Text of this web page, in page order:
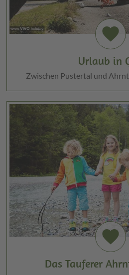
favorite
Urlaub in
Zwischen Pustertal und
favorite
Das Tauferer